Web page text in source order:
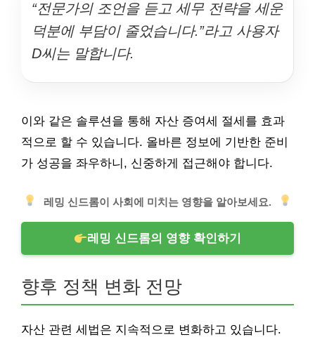
“전문가의 조언을 듣고 세무 전략을 세운
덕분에 부담이 줄었습니다.”라고 사용자
D씨는 말합니다.
이와 같은 솔루션을 통해 자산 증여세 절세를 효과
적으로 할 수 있습니다. 올바른 정보에 기반한 준비
가 성공을 좌우하니, 신중하게 접근해야 합니다.
레밍 신드롬이 사회에 미치는 영향을 알아보세요.
레밍 신드롬의 영향 확인하기
향후 정책 변화 전망
자산 관련 세법은 지속적으로 변화하고 있습니다.